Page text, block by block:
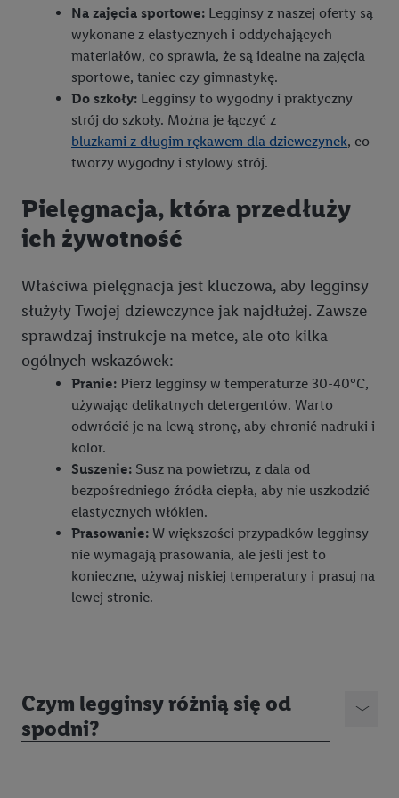
Na zajęcia sportowe: Legginsy z naszej oferty są
wykonane z elastycznych i oddychających
materiałów, co sprawia, że są idealne na zajęcia
sportowe, taniec czy gimnastykę.
Do szkoły: Legginsy to wygodny i praktyczny
strój do szkoły. Można je łączyć z
bluzkami z długim rękawem dla dziewczynek, co
tworzy wygodny i stylowy strój.
Pielęgnacja, która przedłuży
ich żywotność
Właściwa pielęgnacja jest kluczowa, aby legginsy
służyły Twojej dziewczynce jak najdłużej. Zawsze
sprawdzaj instrukcje na metce, ale oto kilka
ogólnych wskazówek:
Pranie: Pierz legginsy w temperaturze 30-40°C,
używając delikatnych detergentów. Warto
odwrócić je na lewą stronę, aby chronić nadruki i
kolor.
Suszenie: Susz na powietrzu, z dala od
bezpośredniego źródła ciepła, aby nie uszkodzić
elastycznych włókien.
Prasowanie: W większości przypadków legginsy
nie wymagają prasowania, ale jeśli jest to
konieczne, używaj niskiej temperatury i prasuj na
lewej stronie.
Czym legginsy różnią się od
spodni?
statystyki kampanii reklamowych swoich klientówjako
niezależny administrator danych.
Tworzenie spersonalizowanych reklam opiera się na
generowaniu profili, które są również wzbogacane o dane z
innych usług. Obejmuje to łączenie danych (np. dotyczących
korzystania z usług Lidl, zachowań zakupowych w usługach
Lidl, informacji z konta klienta - np. wieku lub płci - a także
różne urządzenia końcowe i usługi Lidl, w tym
przechowywanie lub uzyskiwanie dostępu do informacji na
(tzw. segmentów). W związku z personalizacją treści
marketingowych, przetwarzanie odbywa się również w celu
pomiaru wydajności/skuteczności reklamy, badania grup
docelowych, opracowywania ofert oraz zapewnienia
bezpieczeństwa technicznego i optymalizacji wyświetlania
konkretnych treści.
Jeśli użytkownik wyrazi zgodę w tym miejscu, a następnie
utworzy konto Lidl Plus lub zaloguje się na istniejące konto
Lidl Plus, możemy również użyć podanego tam adresu e-mail
jako współadministratorzy - wspólnie z jednym z wyżej
wymienionych partnerów w celu utworzenia specjalnego
identyfikatora internetowego (tzw. EUID), który możemy
następnie wykorzystać w podobny sposób jak poniżej opisany
identyfikator Utiq SA/NV ("Utiq"), aby rozpoznać użytkownika
w usługach świadczonych przez podmioty trzecie i wyświetlać
Użytkownik upoważnia również firmę Utiq oraz operatora